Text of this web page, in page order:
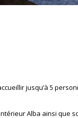
jusqu’à 5
Alba ainsi que